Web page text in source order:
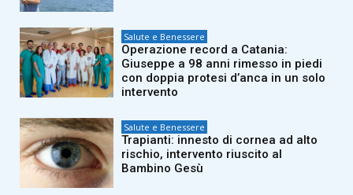
Salute e Benessere
Operazione record a Catania:
Giuseppe a 98 anni rimesso in piedi
con doppia protesi d’anca in un solo
intervento
Salute e Benessere
Trapianti: innesto di cornea ad alto
rischio, intervento riuscito al
Bambino Gesù